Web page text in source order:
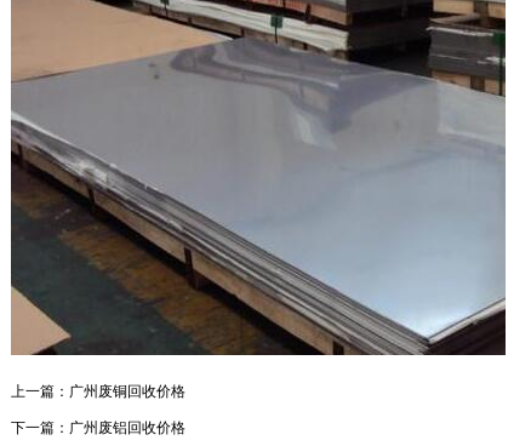
上一篇： 广州废铜回收价格
下一篇： 广州废铝回收价格